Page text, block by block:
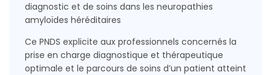
diagnostic et de soins dans les neuropathies
amyloïdes héréditaires
Ce PNDS explicite aux professionnels concernés la
prise en charge diagnostique et thérapeutique
optimale et le parcours de soins d’un patient atteint